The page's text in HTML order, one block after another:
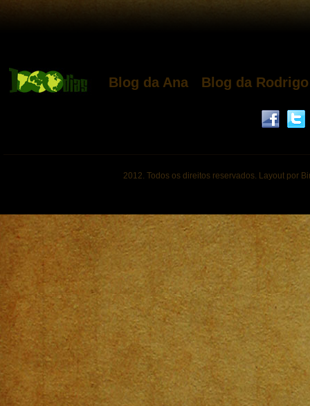
Blog da Ana Blog da Rodrigo
2012. Todos os direitos reservados. Layout por